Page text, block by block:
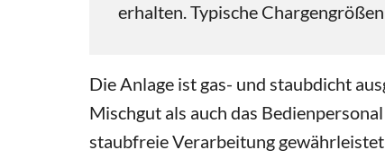
erhalten. Typische
Die Anlage ist gas- und staubdicht
Mischgut als auch das
staubfreie Verarbeitung